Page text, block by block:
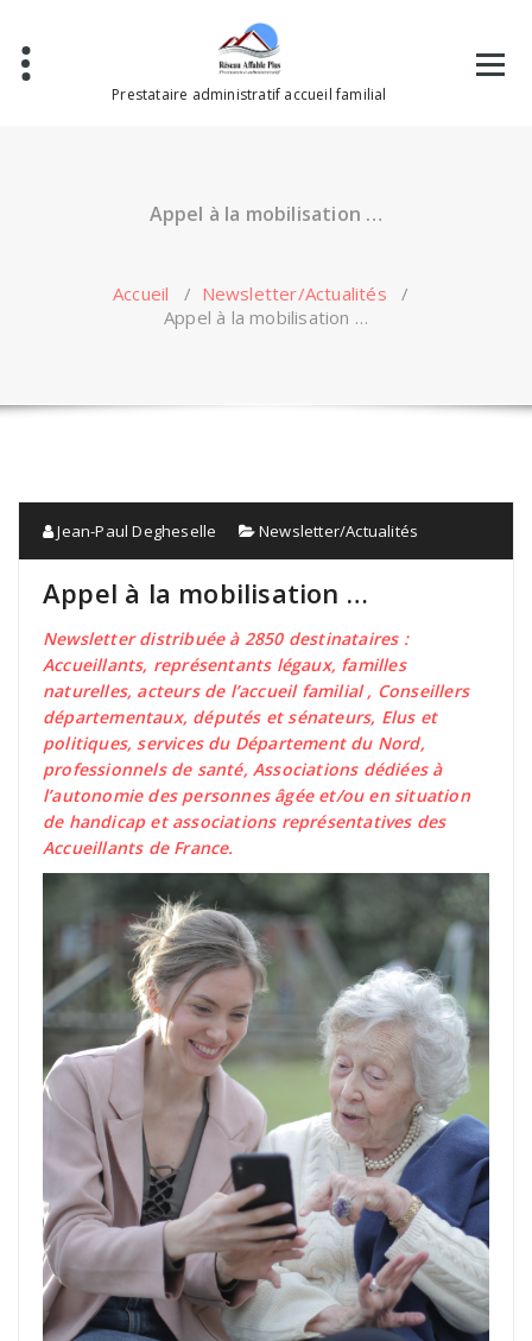
contenu
Prestataire administratif accueil familial
Appel à la mobilisation …
Accueil / Newsletter/Actualités /
Appel à la mobilisation …
Jean-Paul Degheselle Newsletter/Actualités
Appel à la mobilisation …
Newsletter distribuée à 2850 destinataires :
Accueillants, représentants légaux, familles
naturelles, acteurs de l’accueil familial , Conseillers
départementaux, députés et sénateurs, Elus et
politiques, services du Département du Nord,
professionnels de santé, Associations dédiées à
l’autonomie des personnes âgée et/ou en situation
de handicap et associations représentatives des
Accueillants de France.